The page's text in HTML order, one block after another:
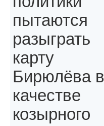
пытаются
разыграть
карту
Бирюлёва в
качестве
козырного